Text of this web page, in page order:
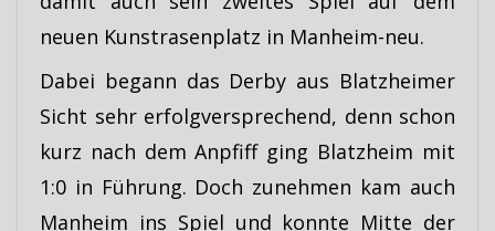
neuen Kunstrasenplatz in Manheim-neu.
Dabei begann das Derby aus Blatzheimer
Sicht sehr erfolgversprechend, denn schon
kurz nach dem Anpfiff ging Blatzheim mit
1:0 in Führung. Doch zunehmen kam auch
Manheim ins Spiel und konnte Mitte der